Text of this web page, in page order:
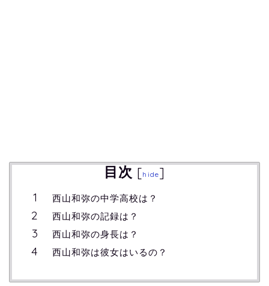
目次 [hide]
西山和弥の中学高校は？
西山和弥の記録は？
西山和弥の身長は？
西山和弥は彼女はいるの？